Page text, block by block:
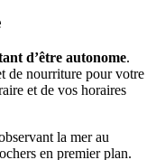
d’être autonome.
de nourriture pour votre
et de vos horaires